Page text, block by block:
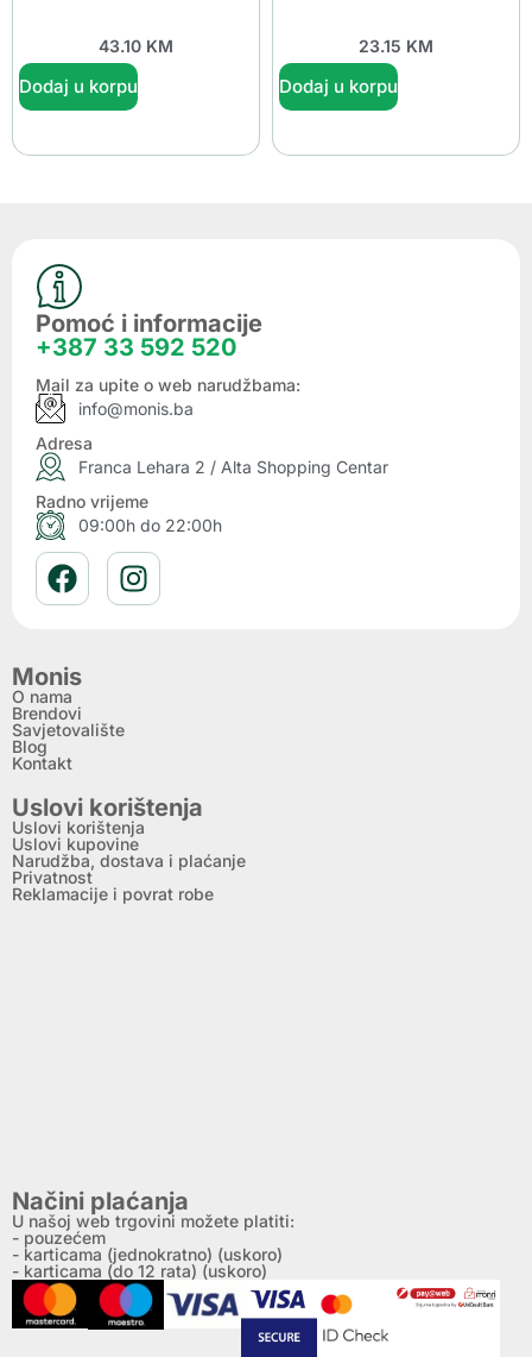
43.10 KM
Dodaj u korpu
23.15 KM
Dodaj u korpu
Pomoć i informacije
+387 33 592 520
Mail za upite o web narudžbama:
info@monis.ba
Adresa
Franca Lehara 2 / Alta Shopping Centar
Radno vrijeme
09:00h do 22:00h
Monis
O nama
Brendovi
Savjetovalište
Blog
Kontakt
Uslovi korištenja
Uslovi korištenja
Uslovi kupovine
Narudžba, dostava i plaćanje
Privatnost
Reklamacije i povrat robe
Načini plaćanja
U našoj web trgovini možete platiti:
- pouzećem
- karticama (jednokratno) (uskoro)
- karticama (do 12 rata) (uskoro)